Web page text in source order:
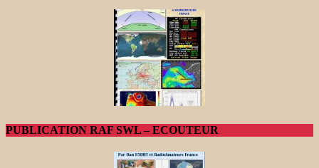
PUBLICATION RAF SWL – ECOUTEUR